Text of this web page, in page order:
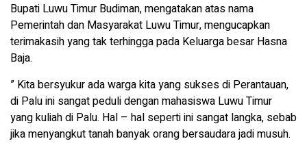
Bupati Luwu Timur Budiman, mengatakan atas nama
Pemerintah dan Masyarakat Luwu Timur, mengucapkan
terimakasih yang tak terhingga pada Keluarga besar Hasna
Baja.
” Kita bersyukur ada warga kita yang sukses di Perantauan,
di Palu ini sangat peduli dengan mahasiswa Luwu Timur
yang kuliah di Palu. Hal – hal seperti ini sangat langka, sebab
jika menyangkut tanah banyak orang bersaudara jadi musuh.